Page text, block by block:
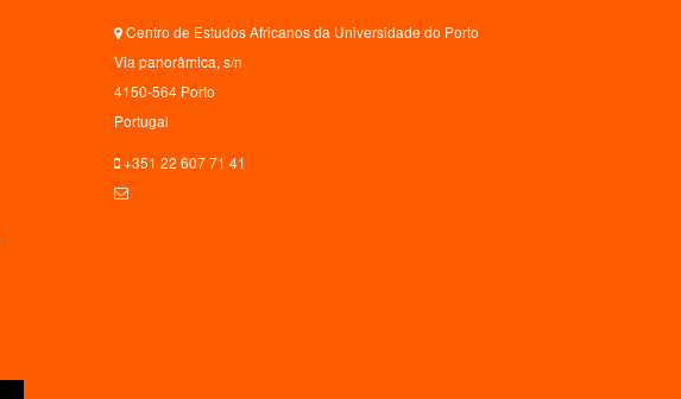
Centro de Estudos Africanos da Universidade do Porto
Via panorâmica, s/n
4150-564 Porto
Portugal
+351 22 607 71 41